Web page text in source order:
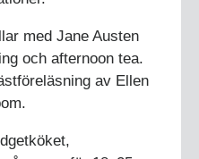
med Jane Austen
och afternoon tea.
av Ellen